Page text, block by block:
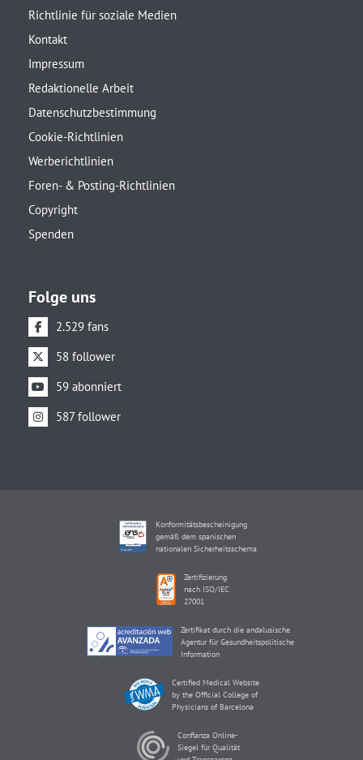
Richtlinie für soziale Medien
Kontakt
Impressum
Redaktionelle Arbeit
Datenschutzbestimmung
Cookie-Richtlinien
Werberichtlinien
Foren- & Posting-Richtlinien
Copyright
Spenden
Folge uns
2.529 fans
58 follower
59 abonniert
587 follower
Konformitätsbescheinigung
gemäß dem spanischen
nationalen Sicherheitsschema
Zertifizierung
nach ISO/IEC
27001
Zertifikat durch die andalusische
Agentur für Gesundheitspolitische
Information
Certified Medical Website
by the Official College of
Physicians of Barcelona
Confianza Online-
Siegel für Qualität